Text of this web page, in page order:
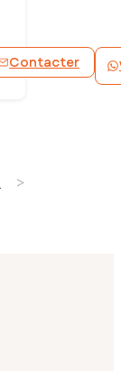
Contacter
>